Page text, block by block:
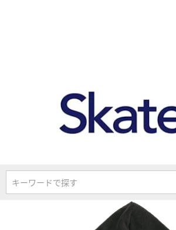
キーワードで探す